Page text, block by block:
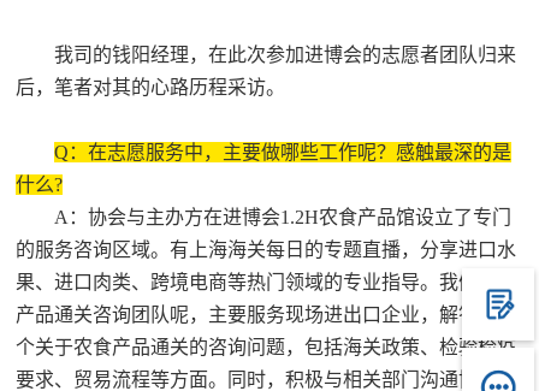
我司的钱阳经理，在此次参加进博会的志愿者团队归来
后，笔者对其的心路历程采访。
Q：在志愿服务中，主要做哪些工作呢？感触最深的是
什么?
A：协会与主办方在进博会1.2H农食产品馆设立了专门
的服务咨询区域。有上海海关每日的专题直播，分享进口水
果、进口肉类、跨境电商等热门领域的专业指导。我们农食
产品通关咨询团队呢，主要服务现场进出口企业，解答每一
个关于农食产品通关的咨询问题，包括海关政策、检验检疫
要求、贸易流程等方面。同时，积极与相关部门沟通协调，